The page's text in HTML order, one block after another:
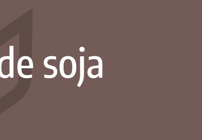
soja